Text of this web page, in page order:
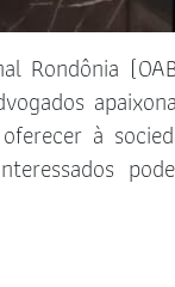
Rondônia
à